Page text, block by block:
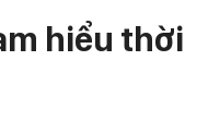
hiểu thời